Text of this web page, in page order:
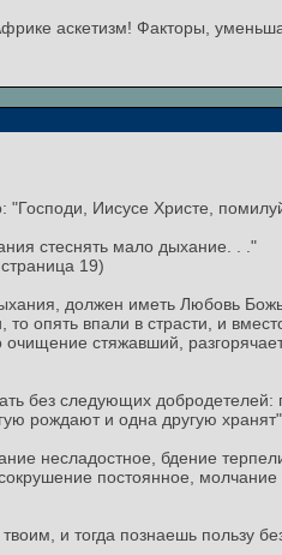
аскетизм! Факторы,
Иисусе Христе,
стеснять мало дыхание. . ."
19)
должен иметь Любовь
опять впали в страсти, и
стяжавший,
без следующих
рождают и одна другую хранят"
несладостное, бдение
постоянное,
и тогда познаешь пользу